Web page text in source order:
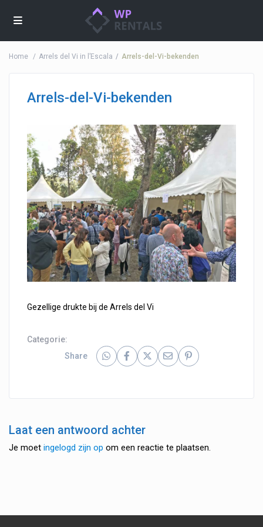
Home Arrels del Vi in l’Escala Arrels-del-Vi-bekenden
Arrels-del-Vi-bekenden
Gezellige drukte bij de Arrels del Vi
Categorie:
Share
Laat een antwoord achter
Je moetingelogd zijn op om een reactie te plaatsen.